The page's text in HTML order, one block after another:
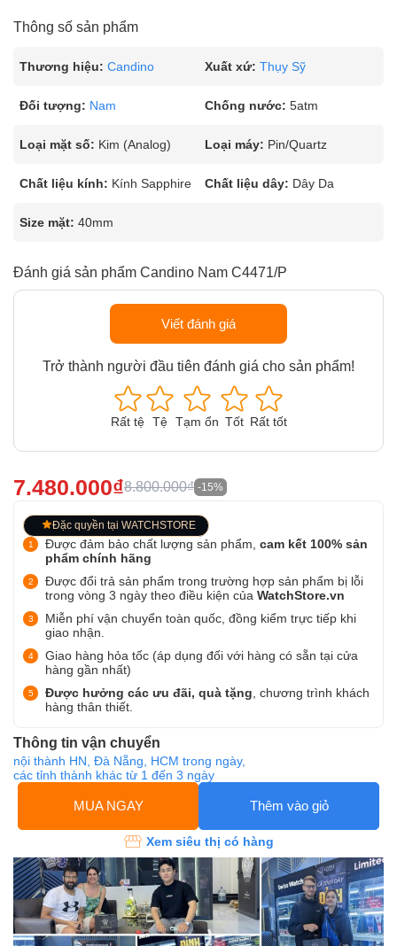
Thông số sản phẩm
Thương hiệu: Candino Xuất xứ: Thụy Sỹ
Đối tượng: Nam Chống nước: 5atm
Loại mặt số: Kim (Analog) Loại máy: Pin/Quartz
Chất liệu kính: Kính Sapphire Chất liệu dây: Dây Da
Size mặt: 40mm
Đánh giá sản phẩm Candino Nam C4471/P
Viết đánh giá
Trở thành người đầu tiên đánh giá cho sản phẩm!
Rất tệ Tệ Tạm ổn Tốt Rất tốt
7.480.000₫8.800.000₫ -15%
Đặc quyền tại WATCHSTORE
Được đảm bảo chất lượng sản phẩm, cam kết 100% sản
phẩm chính hãng
Được đổi trả sản phẩm trong trường hợp sản phẩm bị lỗi
trong vòng 3 ngày theo điều kiện của WatchStore.vn
Miễn phí vận chuyển toàn quốc, đồng kiểm trực tiếp khi
giao nhận.
Giao hàng hỏa tốc (áp dụng đối với hàng có sẵn tại cửa
hàng gần nhất)
Được hưởng các ưu đãi, quà tặng , chương trình khách
hàng thân thiết.
Thông tin vận chuyển
nội thành HN, Đà Nẵng, HCM trong ngày,
các tỉnh thành khác từ 1 đến 3 ngày
MUA NGAY Thêm vào giỏ
Xem siêu thị có hàng